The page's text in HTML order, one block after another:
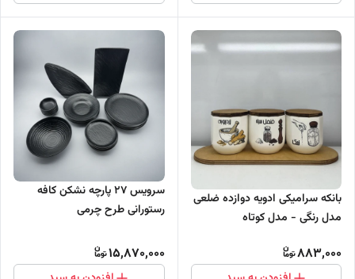
بانکه سرامیکی ادویه دوازده ضلعی
مدل رنگی - مدل کوتاه
883,000
سرویس ۲۷ پارچه نشکن کافه
رستورانی طرح چرمی
15,870,000